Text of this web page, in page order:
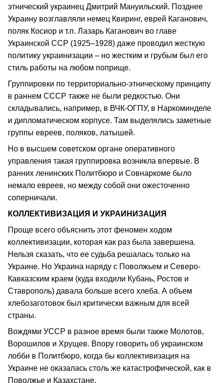
этнический украинец Дмитрий Мануильский. Позднее
Украину возглавляли немец Квиринг, еврей Каганович,
поляк Косиор и т.п. Лазарь Каганович во главе
Украинской ССР (1925–1928) даже проводил жесткую
политику украинизации – но жестким и грубым был его
стиль работы на любом поприще.
Группировки по территориально-этническому принципу
в раннем СССР также не были редкостью. Они
складывались, например, в ВЧК-ОГПУ, в Наркоминделе
и дипломатическом корпусе. Там выделялись заметные
группы евреев, поляков, латышей.
Но в высшем советском органе оперативного
управления такая группировка возникла впервые. В
ранних ленинских Политбюро и Совнаркоме было
немало евреев, но между собой они ожесточенно
соперничали.
КОЛЛЕКТИВИЗАЦИЯ И УКРАИНИЗАЦИЯ
Проще всего объяснить этот феномен ходом
коллективизации, которая как раз была завершена.
Нельзя сказать, что ее судьба решалась только на
Украине. Но Украина наряду с Поволжьем и Северо-
Кавказским краем (куда входили Кубань, Ростов и
Ставрополь) давала больше всего хлеба. А объем
хлебозаготовок был критически важным для всей
страны.
Вождями УССР в разное время были также Молотов,
Ворошилов и Хрущев. Впору говорить об украинском
лобби в Политбюро, когда бы коллективизация на
Украине не оказалась столь же катастрофической, как в
Поволжье и Казахстане.